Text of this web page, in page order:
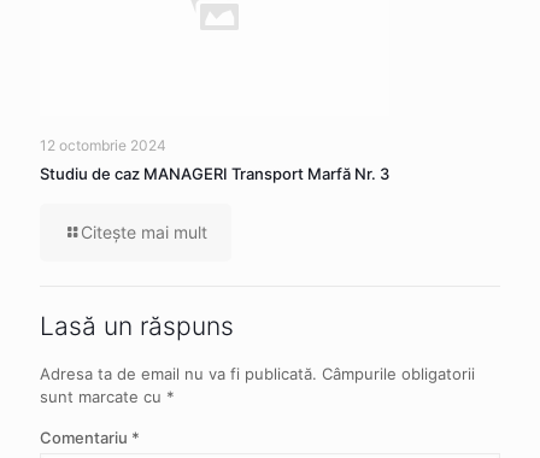
12 octombrie 2024
Studiu de caz MANAGERI Transport Marfă Nr. 3
Citeşte mai mult
Lasă un răspuns
Adresa ta de email nu va fi publicată. Câmpurile obligatorii
sunt marcate cu *
Comentariu *